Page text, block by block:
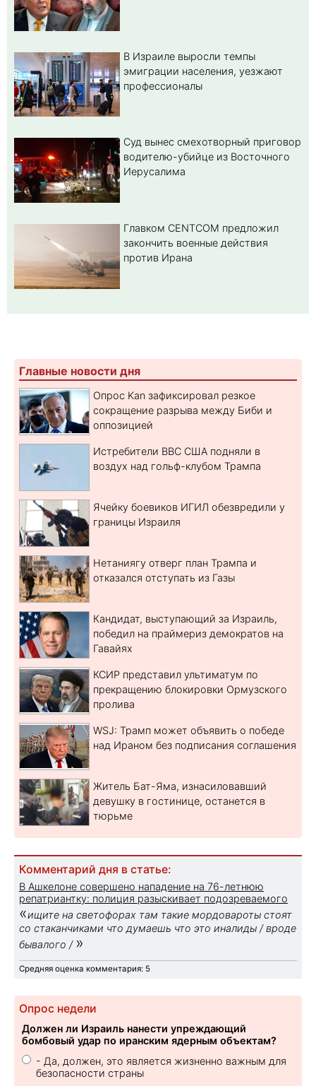
В Израиле выросли темпы
эмиграции населения, уезжают
профессионалы
Суд вынес смехотворный приговор
водителю-убийце из Восточного
Иерусалима
Главком CENTCOM предложил
закончить военные действия
против Ирана
Главные новости дня
Опрос Kan зафиксировал резкое
сокращение разрыва между Биби и
оппозицией
Истребители ВВС США подняли в
воздух над гольф-клубом Трампа
Ячейку боевиков ИГИЛ обезвредили у
границы Израиля
Нетаниягу отверг план Трампа и
отказался отступать из Газы
Кандидат, выступающий за Израиль,
победил на праймериз демократов на
Гавайях
КСИР представил ультиматум по
прекращению блокировки Ормузского
пролива
WSJ: Трамп может объявить о победе
над Ираном без подписания соглашения
Житель Бат-Яма, изнасиловавший
девушку в гостинице, останется в
тюрьме
Комментарий дня в статье:
В Ашкелоне совершено нападение на 76-летнюю
репатриантку: полиция разыскивает подозреваемого
«ищите на светофорах там такие мордовароты стоят
со стаканчиками что думаешь что это иналиды / вроде
бывалого / »
Средняя оценка комментария: 5
Опрос недели
Должен ли Израиль нанести упреждающий
бомбовый удар по иранским ядерным объектам?
- Да, должен, это является жизненно важным для
безопасности страны